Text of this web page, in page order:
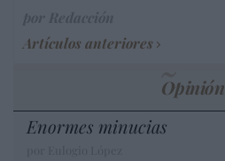
Artículos anteriores
Opinión
Enormes minucias